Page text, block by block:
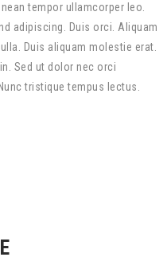
tempor ullamcorper leo.
adipiscing. Duis orci. Aliquam
Duis aliquam molestie erat.
Sed ut dolor nec orci
tristique tempus lectus.